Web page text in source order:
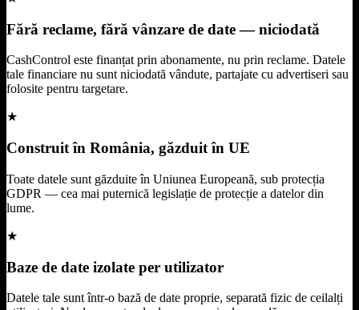
Fără reclame, fără vânzare de date — niciodată
CashControl este finanțat prin abonamente, nu prin reclame. Datele
tale financiare nu sunt niciodată vândute, partajate cu advertiseri sau
folosite pentru targetare.
★
Construit în România, găzduit în UE
Toate datele sunt găzduite în Uniunea Europeană, sub protecția
GDPR — cea mai puternică legislație de protecție a datelor din
lume.
★
Baze de date izolate per utilizator
Datele tale sunt într-o bază de date proprie, separată fizic de ceilalți